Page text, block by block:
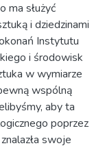
ma służyć
i dziedzinami
Instytutu
i środowisk
w wymiarze
wspólną
aby ta
poprzez
swoje